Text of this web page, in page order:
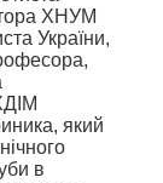
ХНУМ
України,
який
в